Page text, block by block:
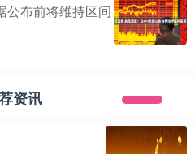
公布前将维持区间
资讯